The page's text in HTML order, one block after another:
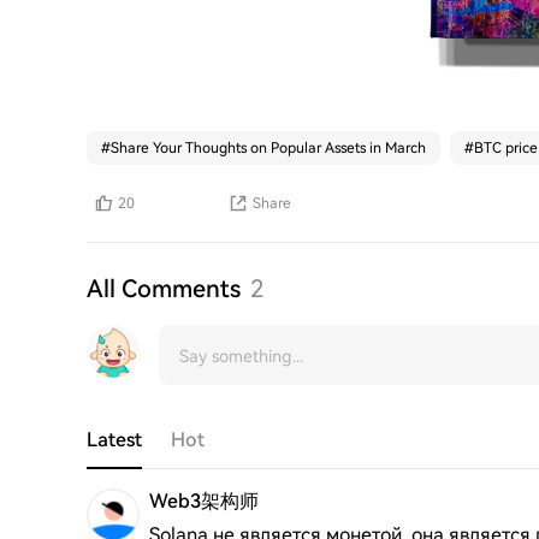
#Share Your Thoughts on Popular Assets in March #BTC
20 Share
All Comments 2
Latest Hot
Web3架构师